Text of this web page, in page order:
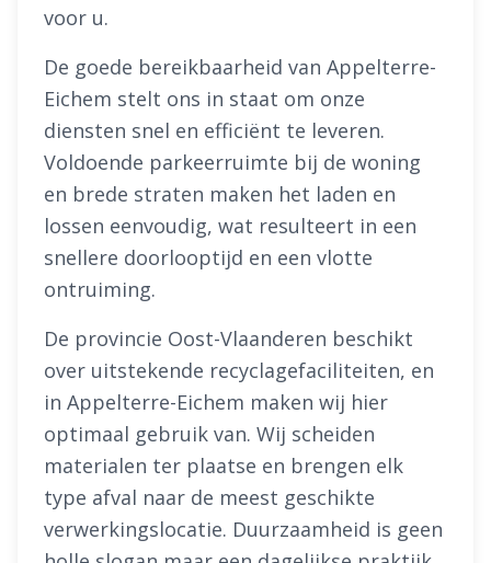
voor u.
De goede bereikbaarheid van Appelterre-
Eichem stelt ons in staat om onze
diensten snel en efficiënt te leveren.
Voldoende parkeerruimte bij de woning
en brede straten maken het laden en
lossen eenvoudig, wat resulteert in een
snellere doorlooptijd en een vlotte
ontruiming.
De provincie Oost-Vlaanderen beschikt
over uitstekende recyclagefaciliteiten, en
in Appelterre-Eichem maken wij hier
optimaal gebruik van. Wij scheiden
materialen ter plaatse en brengen elk
type afval naar de meest geschikte
verwerkingslocatie. Duurzaamheid is geen